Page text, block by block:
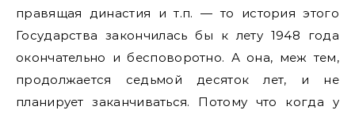
правящая династия и т.п. — то история этого
Государства закончилась бы к лету 1948 года
окончательно и бесповоротно. А она, меж тем,
продолжается седьмой десяток лет, и не
планирует заканчиваться. Потому что когда у